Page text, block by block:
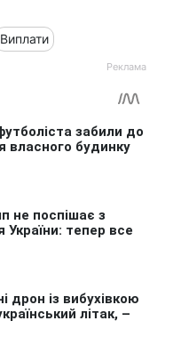
Виплати